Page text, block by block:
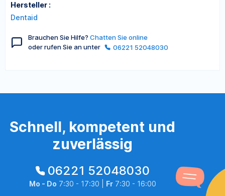
Hersteller :
Dentaid
Brauchen Sie Hilfe? Chatten Sie online
oder rufen Sie an unter
06221 52048030
Schnell, kompetent und
zuverlässig
06221 52048030
Mo - Do 7:30 - 17:30 | Fr7:30 - 16:00